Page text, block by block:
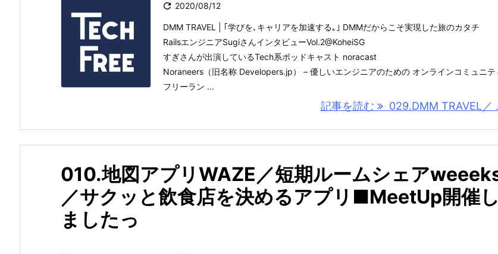
 2020/08/12
DMM TRAVEL | ｢学びを､キャリアを加速する｡｣ DMMだからこそ実現した旅のカタチ
RailsエンジニアSugiさんインタビューVol.2@KoheiSG
すぎさんが出演しているTech系ポッドキャスト noracast
Noraneers（旧名称 Developers.jp） – 優しいエンジニアのための オンラインコミュニテ
フリーラン ...
記事を読む 029.DMM TRAVEL／
010.地図アプリWAZE／短期ルームシェア
／サクッと飲食店を決めるアプリ■MeetUp開催し
ましたっ